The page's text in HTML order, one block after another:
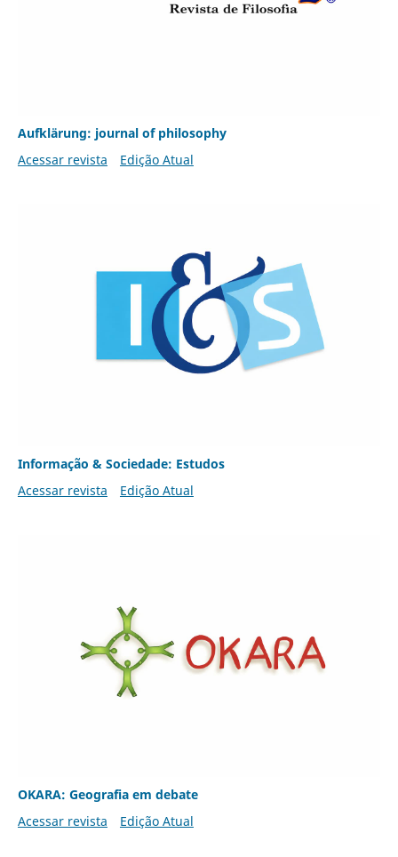
Aufklärung: journal of philosophy
Acessar revista
Edição Atual
Informação & Sociedade: Estudos
Acessar revista
Edição Atual
OKARA: Geografia em debate
Acessar revista
Edição Atual